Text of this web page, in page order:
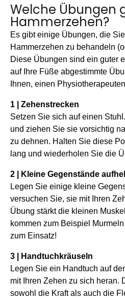
Welche Übungen
Hammerzehen?
Es gibt einige Übungen, die
Hammerzehen zu behandeln
Diese Übungen sind ein guter
auf Ihre Füße abgestimmte
Ihnen, einen
1 | Zehenstrecken
Setzen Sie sich auf einen
und ziehen Sie sie vorsichtig
zu dehnen. Halten Sie diese
lang und wiederholen Sie die
2 | Kleine Gegenstände
Legen Sie einige kleine
versuchen Sie, sie mit Ihren
Übung stärkt die kleinen
kommen zum Beispiel
zum Einsatz!
3 | Handtuchkräuseln
Legen Sie ein Handtuch auf
mit Ihren Zehen zu sich heran.
sowohl die Kraft als auch die